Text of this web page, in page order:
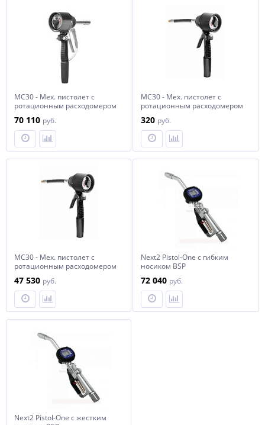
MC30 - Мех. пистолет c
ротационным расходомером
полуавт. каплеот., масло
70 110 руб.
MC30 - Мех. пистолет c
ротационным расходомером
наконечник, ручн. каплеот.,
масло
320 руб.
MC30 - Мех. пистолет c
ротационным расходомером
автомат. каплеот., масло
47 530 руб.
Next2 Pistol-One с гибким
носиком BSP
72 040 руб.
Next2 Pistol-One с жестким